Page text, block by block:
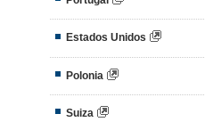
Estados Unidos
Polonia
Suiza